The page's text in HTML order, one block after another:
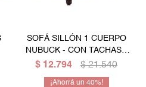
SOFÁ SILLÓN 1 CUERPO
NUBUCK - CON TACHAS -
CHOCOLATE
$ 12.794 $ 21.540
40